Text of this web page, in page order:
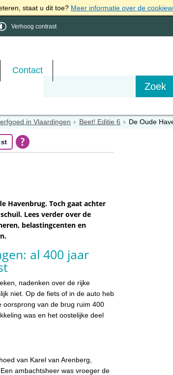
staat u dit toe? Meer informatie over de
Verhoog contrast
Contact
in Vlaardingen Beet! Editie 6 De Oude
Havenbrug. Toch gaat achter
Lees verder over de
belastingcenten en
al 400 jaar
nadenken over de rijke
niet. Op de fiets of in de auto heb
oorsprong van de brug ruim 400
was en het oostelijke deel
van Karel van Arenberg,
ambachtsheer was vroeger de